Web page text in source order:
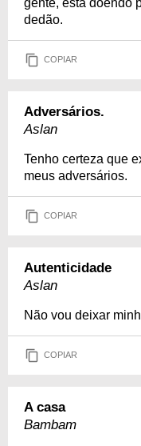
dedão.
COPIAR
Adversários.
Aslan
Tenho certeza que
meus adversários.
COPIAR
Autenticidade
Aslan
Não vou deixar
COPIAR
A casa
Bambam